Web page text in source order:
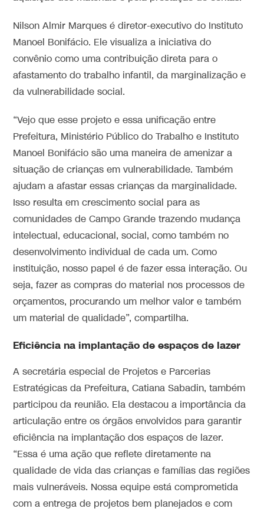
Nilson Almir Marques é diretor-executivo do Instituto
Manoel Bonifácio. Ele visualiza a iniciativa do
convênio como uma contribuição direta para o
afastamento do trabalho infantil, da marginalização e
da vulnerabilidade social.
“Vejo que esse projeto e essa unificação entre
Prefeitura, Ministério Público do Trabalho e Instituto
Manoel Bonifácio são uma maneira de amenizar a
situação de crianças em vulnerabilidade. Também
ajudam a afastar essas crianças da marginalidade.
Isso resulta em crescimento social para as
comunidades de Campo Grande trazendo mudança
intelectual, educacional, social, como também no
desenvolvimento individual de cada um. Como
instituição, nosso papel é de fazer essa interação. Ou
seja, fazer as compras do material nos processos de
orçamentos, procurando um melhor valor e também
um material de qualidade”, compartilha.
Eficiência na implantação de espaços de lazer
A secretária especial de Projetos e Parcerias
Estratégicas da Prefeitura, Catiana Sabadin, também
participou da reunião. Ela destacou a importância da
articulação entre os órgãos envolvidos para garantir
eficiência na implantação dos espaços de lazer.
“Essa é uma ação que reflete diretamente na
qualidade de vida das crianças e famílias das regiões
mais vulneráveis. Nossa equipe está comprometida
com a entrega de projetos bem planejados e com